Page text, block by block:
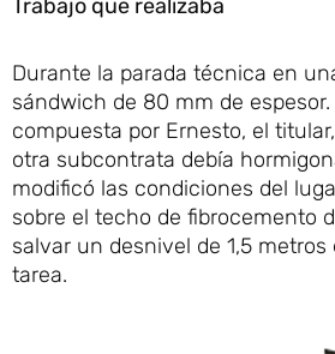
Trabajo que realizaba
Durante la parada técnica en
sándwich de 80 mm de
compuesta por Ernesto, el
otra subcontrata debía
modificó las condiciones del
sobre el techo de fibrocemento
salvar un desnivel de 1,5
tarea.